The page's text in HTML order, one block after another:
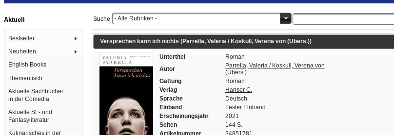
Aktuell
Bestseller
Neuheiten
English Books
Thementisch
Aktuelle Sachbücher
in der Comedia
Aktuelle SF- und
Fantasyliteratur
Kulinarisches in der
Suche - Alle Rubriken -
Versprechen kann ich nichts (Parrella, Valeria / Koskull, Verena von (Übers.))
Untertitel
Roman
Autor
Parrella, Valeria / Koskull, Verena von
(Übers.)
Gattung
Roman
Verlag
Hanser C.
Sprache
Deutsch
Einband
Fester Einband
Erscheinungsjahr
2021
Seiten
144 S.
Artikelnummer
34851781